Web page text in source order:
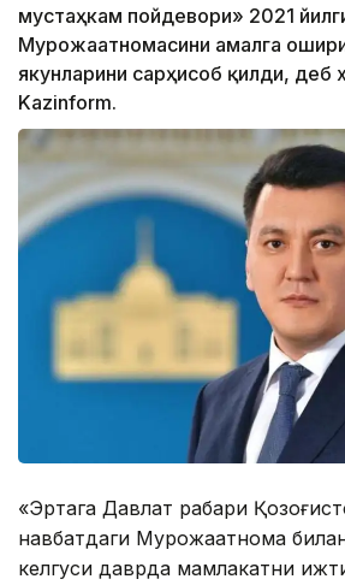
мустаҳкам пойдевори» 2021
Мурожаатномасини амалга
якунларини сарҳисоб қилди, деб
Kazinform.
«Эртага Давлат раҳбари
навбатдаги Мурожаатнома
келгуси даврда мамлакатни